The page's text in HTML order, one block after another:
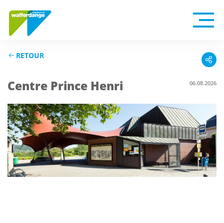
RETOUR
Centre Prince Henri 06.08.2026